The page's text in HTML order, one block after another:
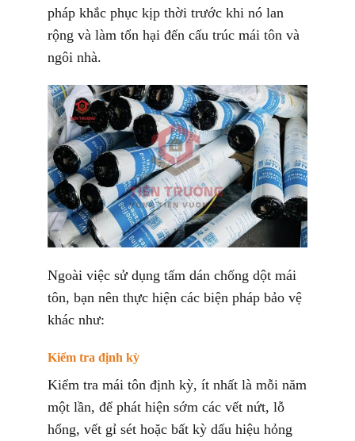
pháp khắc phục kịp thời trước khi nó lan
rộng và làm tổn hại đến cấu trúc mái tôn và
ngôi nhà.
Ngoài việc sử dụng tấm dán chống dột mái
tôn, bạn nên thực hiện các biện pháp bảo vệ
khác như:
Kiểm tra định kỳ
Kiểm tra mái tôn định kỳ, ít nhất là mỗi năm
một lần, để phát hiện sớm các vết nứt, lỗ
hổng, vết gỉ sét hoặc bất kỳ dấu hiệu hỏng